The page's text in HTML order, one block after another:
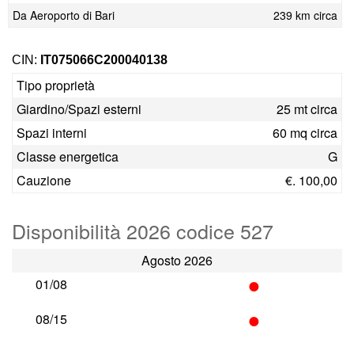
Da Aeroporto di Bari
239 km circa
CIN: IT075066C200040138
Tipo proprietà
Giardino/Spazi esterni
25 mt circa
Spazi interni
60 mq circa
Classe energetica
G
Cauzione
€. 100,00
Disponibilità 2026 codice 527
Agosto 2026
01/08
•
08/15 •